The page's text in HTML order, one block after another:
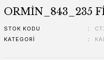
ORMİN_843_235
STOK KODU
KATEGORI